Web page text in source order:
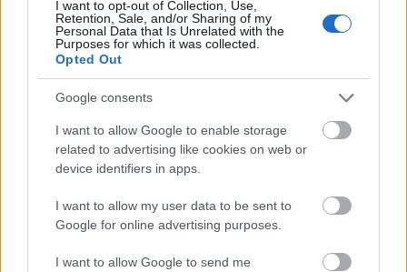
I want to opt-out of Collection, Use,
Retention, Sale, and/or Sharing of my
Personal Data that Is Unrelated with the
Purposes for which it was collected.
Opted Out
Google consents
I want to allow Google to enable storage
related to advertising like cookies on web or
device identifiers in apps.
I want to allow my user data to be sent to
Google for online advertising purposes.
I want to allow Google to send me